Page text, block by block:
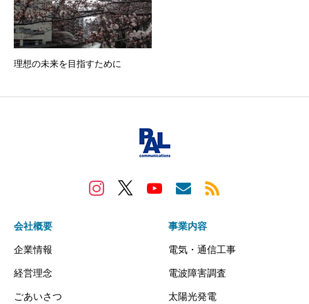
理想の未来を目指すために
会社概要
企業情報
経営理念
ごあいさつ
事業内容
電気・通信工事
電波障害調査
太陽光発電